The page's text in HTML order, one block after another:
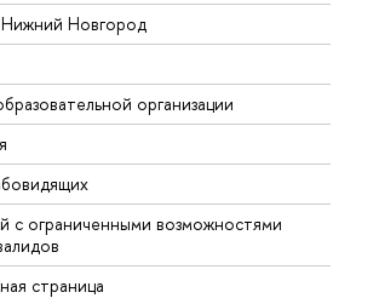
Новгород
организации
с ограниченными возможностями
страница